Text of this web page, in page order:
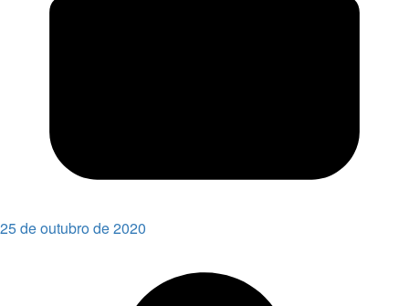
25 de outubro de 2020